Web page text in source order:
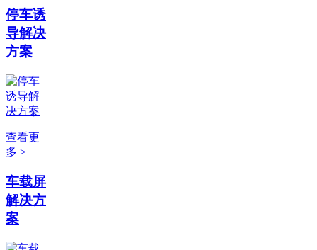
停车诱
导解决
方案
查看更
多 >
车载屏
解决方
案